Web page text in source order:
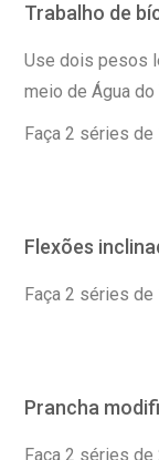
Trabalho de
Use dois pesos
meio de Água do
Faça 2 séries
Flexões
Faça 2 séries
Prancha
Faça 2 séries